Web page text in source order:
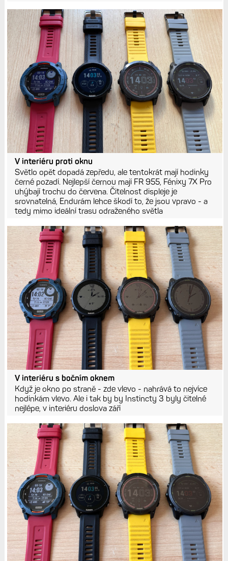
V interiéru proti oknu
Světlo opět dopadá zepředu, ale tentokrát mají hodinky
černé pozadí. Nejlepší černou mají FR 955, Fénixy 7X Pro
uhýbají trochu do červena. Čitelnost displeje je
srovnatelná, Endurám lehce škodí to, že jsou vpravo - a
tedy mimo ideální trasu odraženého světla
V interiéru s bočním oknem
Když je okno po straně - zde vlevo - nahrává to nejvíce
hodinkám vlevo. Ale i tak by by Instincty 3 byly čitelné
nejlépe, v interiéru doslova září